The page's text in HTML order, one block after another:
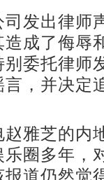
发出律师
成了侮辱
委托律师
，并决定
雅芝的内
圈多年，
道仍然觉